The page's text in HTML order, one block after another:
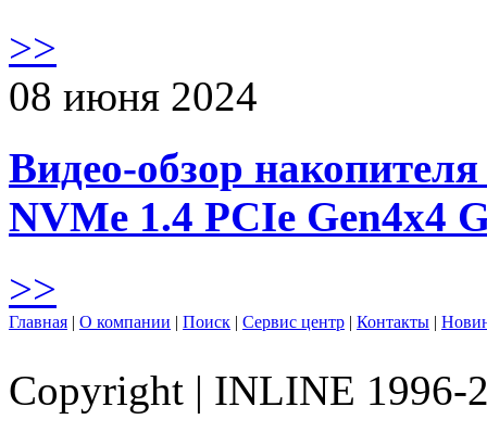
>>
08 июня 2024
Видео-обзор
NVMe 1.4 PCIe Gen4х4
>>
Главная | О компании | Поиск | Сервис центр | Контакты |
Copyright | INLINE 1996-